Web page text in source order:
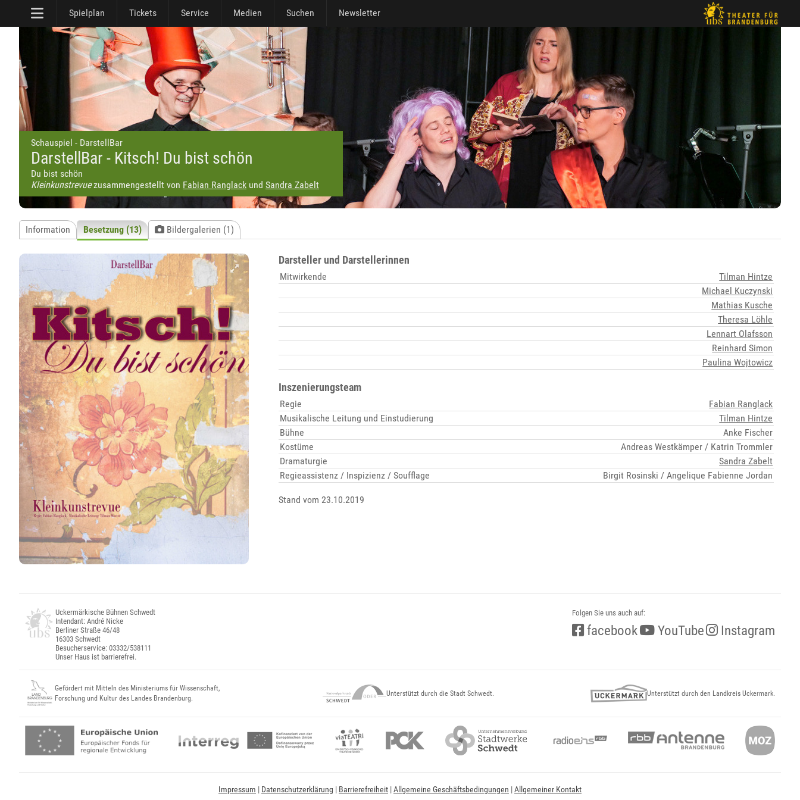
Spielplan Tickets Service Medien Suchen Newsletter
Schauspiel - DarstellBar
DarstellBar - Kitsch! Du bist schön
Du bist schön
Kleinkunstrevuezusammengestellt von Fabian Ranglack und Sandra Zabelt
Information Besetzung (13) Bildergalerien (1)
Darsteller und Darstellerinnen
Mitwirkende
Tilman Hintze
Michael Kuczynski
Mathias Kusche
Theresa Löhle
Lennart Olafsson
Reinhard Simon
Paulina Wojtowicz
Inszenierungsteam
Regie
Fabian Ranglack
Musikalische Leitung und Einstudierung
Tilman Hintze
Bühne
Anke Fischer
Kostüme
Andreas Westkämper / Katrin Trommler
Dramaturgie
Sandra Zabelt
Regieassistenz / Inspizienz / Soufflage
Birgit Rosinski / Angelique Fabienne Jordan
Stand vom 23.10.2019
Uckermärkische Bühnen Schwedt
Intendant: André Nicke
Berliner Straße 46/48
16303 Schwedt
Besucherservice: 03332/538111
Unser Haus ist barrierefrei.
Folgen Sie uns auch auf:
facebook YouTube Instagram
Gefördert mit Mitteln des Ministeriums für Wissenschaft,
Forschung und Kultur des Landes Brandenburg.
Unterstützt durch die Stadt Schwedt. Unterstützt durch den Landkreis Uckermark.
Impressum | Datenschutzerklärung | Barrierefreiheit |Allgemeine Geschäftsbedingungen |Allgemeiner Kontakt